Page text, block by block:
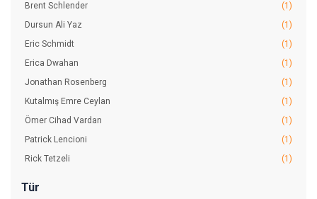
Brent Schlender
(1)
Dursun Ali Yaz
(1)
Eric Schmidt
(1)
Erica Dwahan
(1)
Jonathan Rosenberg
(1)
Kutalmış Emre Ceylan
(1)
Ömer Cihad Vardan
(1)
Patrick Lencioni
(1)
Rick Tetzeli
(1)
Tür